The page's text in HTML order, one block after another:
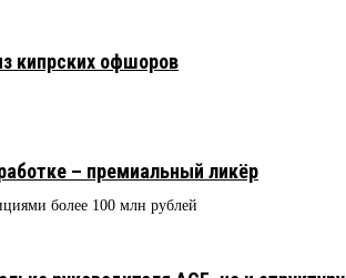
кипрских офшоров
– премиальный ликёр
более 100 млн рублей